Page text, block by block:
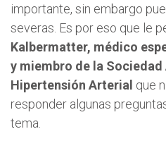
importante, sin embargo
severas. Es por eso que le
Kalbermatter, médico
y miembro de la
Hipertensión Arterial que
responder algunas
tema.